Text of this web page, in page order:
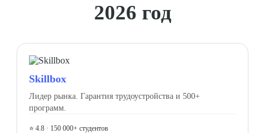
2026 год
Skillbox
Лидер рынка. Гарантия трудоустройства и 500+
программ.
⭐ 4.8 · 150 000+ студентов